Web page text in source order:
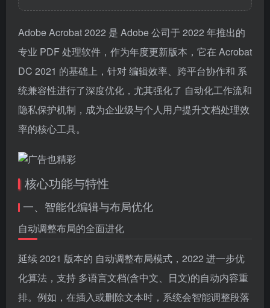
Adobe Acrobat 2022 是 Adobe 公司于 2022 年推出的
专业 PDF 处理软件，作为年度更新版本，它在 Acrobat
DC 2021 的基础上，针对 编辑效率、跨平台协作和 系
统兼容性进行了深度优化，尤其强化了 自动化工作流和
隐私保护机制，成为企业级与个人用户提升文档处理效
率的核心工具。
核心功能与特性
一、智能化编辑与布局优化
自动调整布局的全面进化
延续 2021 版本的 自动调整布局模式，2022 进一步优
化算法，支持 多语言文档(含中文、日文)的自动内容重
排。例如，在插入或删除文本时，系统会智能调整段落